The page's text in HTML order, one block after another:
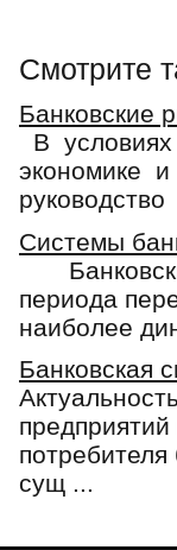
Смотрите
Банковские
В
экономике
Системы
периода
наиболее
Банковская
сущ ...